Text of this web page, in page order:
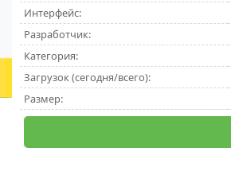
Интерфейс:
Разработчик:
Категория:
Загрузок (сегодня/всего):
Размер: